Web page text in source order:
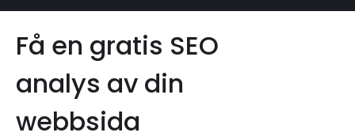
Få en gratis SEO
analys av din
webbsida